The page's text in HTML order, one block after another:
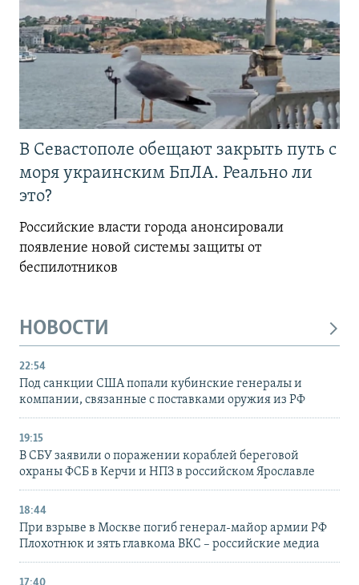
В Севастополе обещают закрыть путь с
моря украинским БпЛА. Реально ли
это?
Российские власти города анонсировали
появление новой системы защиты от
беспилотников
НОВОСТИ
22:54
Под санкции США попали кубинские генералы и
компании, связанные с поставками оружия из РФ
19:15
В СБУ заявили о поражении кораблей береговой
охраны ФСБ в Керчи и НПЗ в российском Ярославле
18:44
При взрыве в Москве погиб генерал-майор армии РФ
Плохотнюк и зять главкома ВКС – российские медиа